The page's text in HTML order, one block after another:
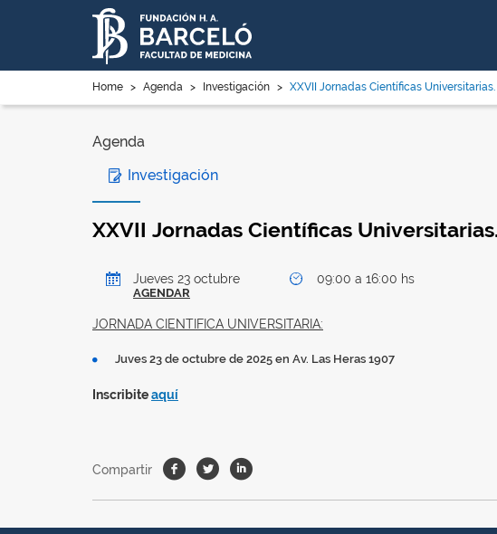
Home > Agenda > Investigación > XXVII Jornadas Científicas
Agenda
Investigación
XXVII Jornadas Científicas
Jueves 23 octubre
AGENDAR
09:00 a 16:00 hs
JORNADA CIENTIFICA UNIVERSITARIA:
Juves 23 de octubre de 2025 en Av. Las Heras 1907
Inscribiteaquí
Compartir Facebook
TwitterLinkedin